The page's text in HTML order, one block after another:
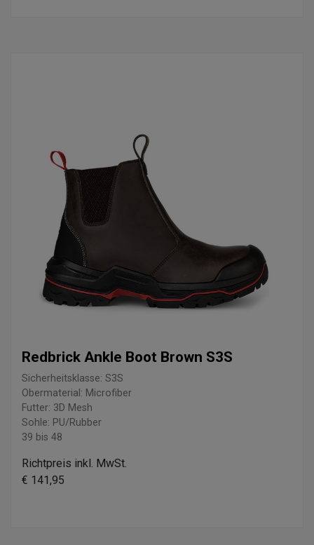
Redbrick Ankle Boot Brown S3S
Sicherheitsklasse: S3S
Obermaterial: Microfiber
Futter: 3D Mesh
Sohle: PU/Rubber
39 bis 48
Richtpreis inkl. MwSt.
€ 141,95